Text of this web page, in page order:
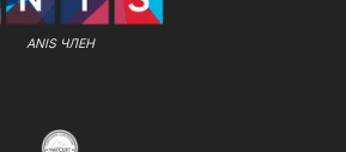
ANIS ЧЛЕН